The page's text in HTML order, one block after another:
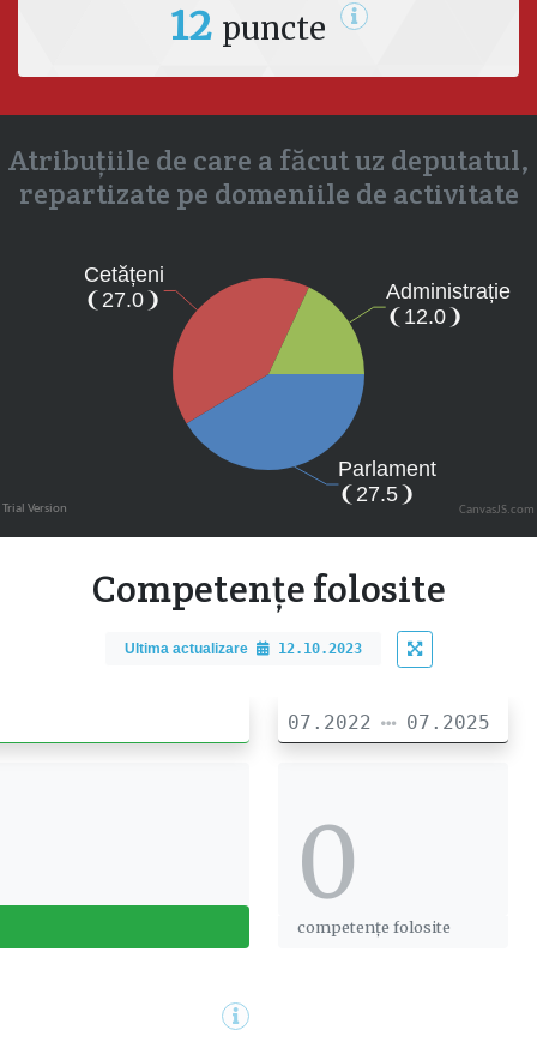
12 puncte
Atribuțiile de care a făcut uz deputatul,
repartizate pe domeniile de activitate
CanvasJS.com
Competențe folosite
Ultima actualizare 12.10.2023
07.2022 07.2025
0
0
competențe folosite